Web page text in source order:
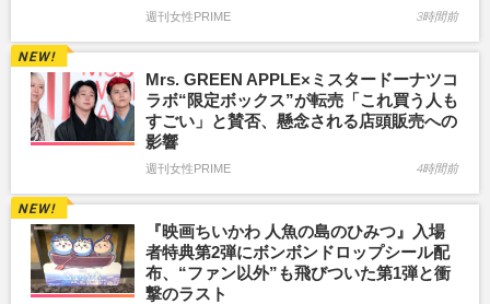
週刊女性PRIME 3時間前
Mrs. GREEN APPLE×ミスタードーナツコ
ラボ“限定ボックス”が転売「これ買う人も
すごい」と賛否、懸念される店頭販売への
影響
週刊女性PRIME 4時間前
『映画ちいかわ 人魚の島のひみつ』入場
者特典第2弾にボンボンドロップシール配
布、“ファン以外”も飛びついた第1弾と衝
撃のラスト